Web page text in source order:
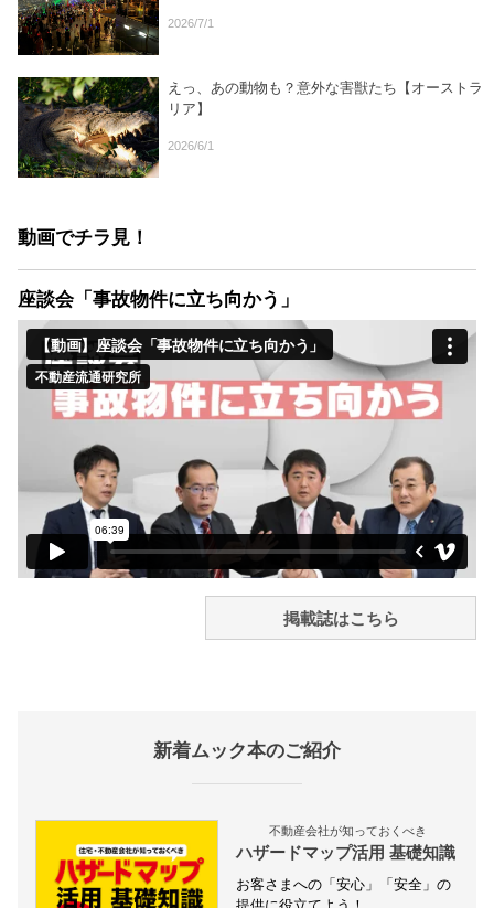
2026/7/1
えっ、あの動物も？意外な害獣たち【オーストラ
リア】
2026/6/1
動画でチラ見！
座談会「事故物件に立ち向かう」
掲載誌はこちら
新着ムック本のご紹介
不動産会社が知っておくべき
ハザードマップ活用 基礎知識
お客さまへの「安心」「安全」の